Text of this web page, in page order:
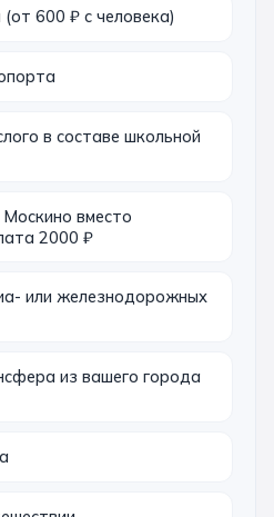
600 ₽ с человека)
в составе школьной
вместо
2000 ₽
или железнодорожных
из вашего города